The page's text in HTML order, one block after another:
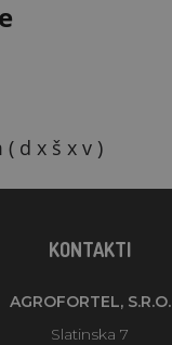
( d x š x v )
KONTAKTI
AGROFORTEL, S.R.O.
Slatinska 7